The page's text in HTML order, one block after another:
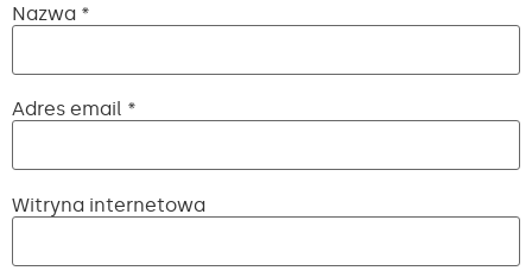
Nazwa *
Adres email *
Witryna internetowa